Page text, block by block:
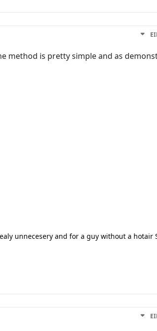
method is pretty simple and as
unnecesery and for a guy without a hotair